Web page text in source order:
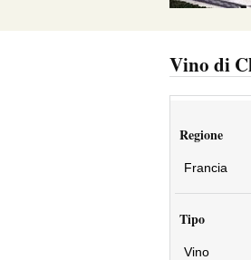
Vino di
Regione
Francia
Tipo
Vino